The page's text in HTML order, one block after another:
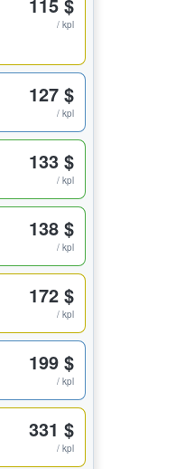
/ kpl
127 $
/ kpl
133 $
/ kpl
138 $
/ kpl
172 $
/ kpl
199 $
/ kpl
331 $
/ kpl